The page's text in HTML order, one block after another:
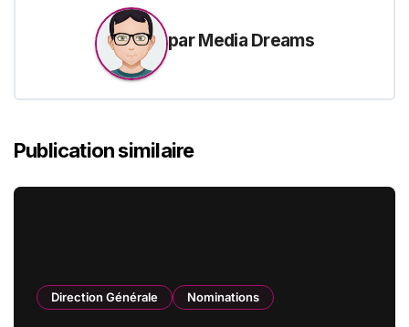
parMedia Dreams
Publication similaire
Direction Générale Nominations